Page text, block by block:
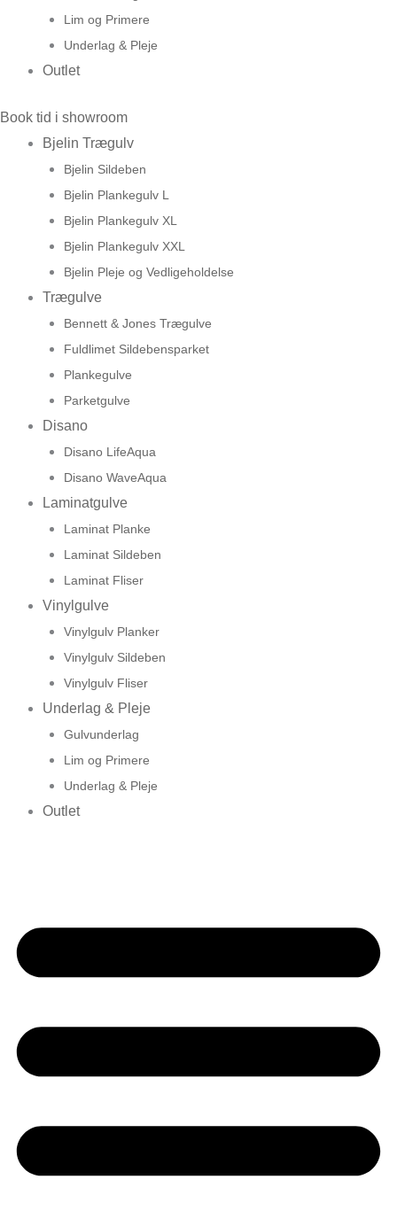
Lim og Primere
Underlag & Pleje
Outlet
Book tid i showroom
Bjelin Trægulv
Bjelin Sildeben
Bjelin Plankegulv L
Bjelin Plankegulv XL
Bjelin Plankegulv XXL
Bjelin Pleje og Vedligeholdelse
Trægulve
Bennett & Jones Trægulve
Fuldlimet Sildebensparket
Plankegulve
Parketgulve
Disano
Disano LifeAqua
Disano WaveAqua
Laminatgulve
Laminat Planke
Laminat Sildeben
Laminat Fliser
Vinylgulve
Vinylgulv Planker
Vinylgulv Sildeben
Vinylgulv Fliser
Underlag & Pleje
Gulvunderlag
Lim og Primere
Underlag & Pleje
Outlet